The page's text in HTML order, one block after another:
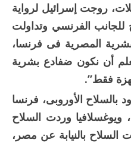
روجت إسرائيل لرواية
الفرنسي وتداولت
المصرية فى فرنسا،
أن نكون ضفادع بشرية
فقط”.
الأوروبى، فرنسا
وردت السلاح
بالنيابة عن مصر،